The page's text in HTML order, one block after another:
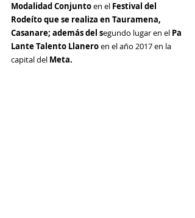
Modalidad Conjunto en el Festival del
Rodeíto que se realiza en Tauramena,
Casanare; además del segundo lugar en el Pa
Lante Talento Llanero en el año 2017 en la
capital del Meta.